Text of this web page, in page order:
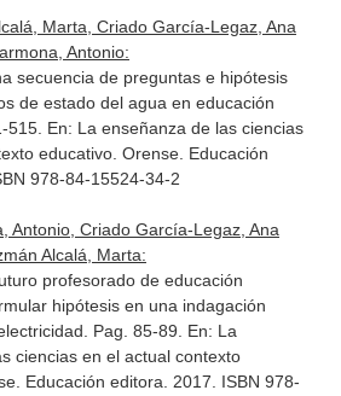
Marta, Criado García-Legaz, Ana
Antonio:
secuencia de preguntas e hipótesis
de estado del agua en educación
515. En: La enseñanza de las ciencias
educativo. Orense. Educación
978-84-15524-34-2
Antonio, Criado García-Legaz, Ana
Alcalá, Marta:
profesorado de educación
hipótesis en una indagación
Pag. 85-89. En: La
ciencias en el actual contexto
Educación editora. 2017. ISBN 978-